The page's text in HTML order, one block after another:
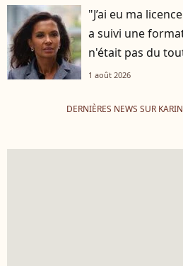
"J’ai eu ma
a suivi une
n'était pas du
1 août 2026
DERNIÈRES NEWS SUR